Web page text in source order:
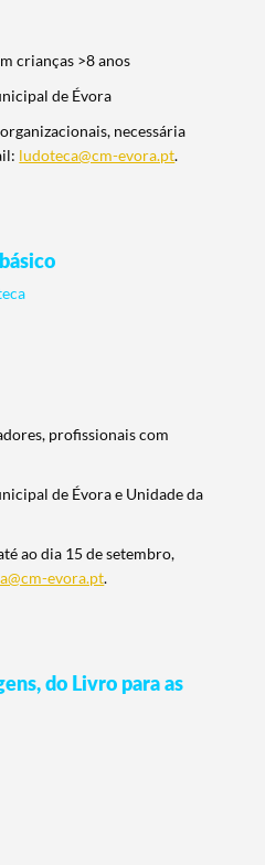
crianças >8 anos
de Évora
necessária
ludoteca@cm-evora.pt.
profissionais com
de Évora e Unidade da
ao dia 15 de setembro,
evora.pt.
do Livro para as